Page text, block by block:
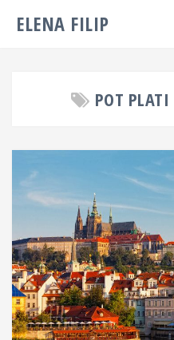
ELENA FILIP
POT PLATI